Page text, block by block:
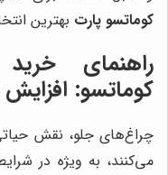
کوماتسو پارت بهترین
راهنمای
کوماتسو:
چراغ‌های جلو، نقش
می‌کنند، به ویژه در